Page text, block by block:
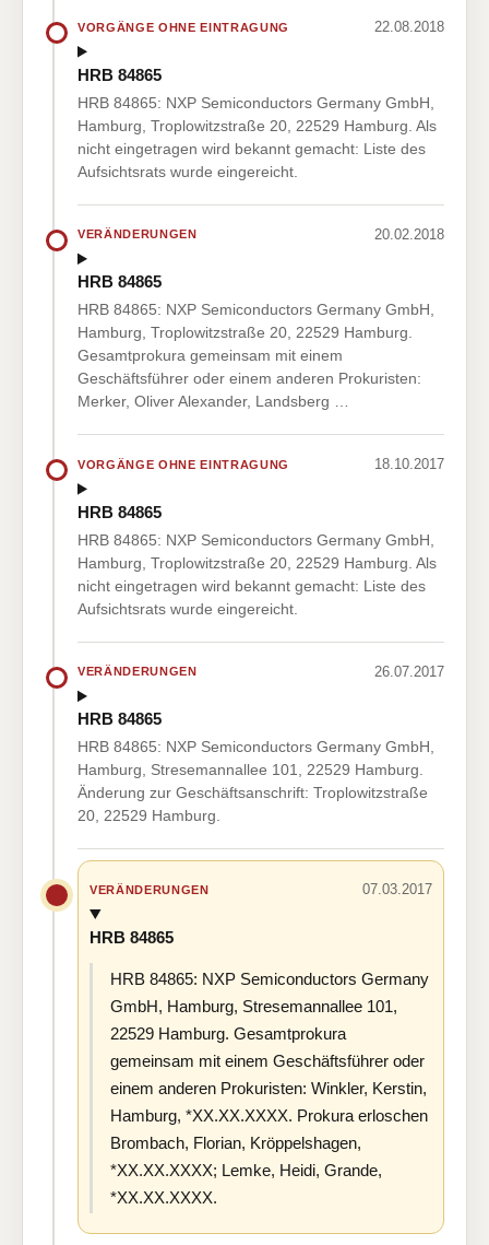
VORGÄNGE OHNE EINTRAGUNG 22.08.2018
HRB 84865
HRB 84865: NXP Semiconductors Germany GmbH,
Hamburg, Troplowitzstraße 20, 22529 Hamburg. Als
nicht eingetragen wird bekannt gemacht: Liste des
Aufsichtsrats wurde eingereicht.
VERÄNDERUNGEN 20.02.2018
HRB 84865
HRB 84865: NXP Semiconductors Germany GmbH,
Hamburg, Troplowitzstraße 20, 22529 Hamburg.
Gesamtprokura gemeinsam mit einem
Geschäftsführer oder einem anderen Prokuristen:
Merker, Oliver Alexander, Landsberg …
VORGÄNGE OHNE EINTRAGUNG 18.10.2017
HRB 84865
HRB 84865: NXP Semiconductors Germany GmbH,
Hamburg, Troplowitzstraße 20, 22529 Hamburg. Als
nicht eingetragen wird bekannt gemacht: Liste des
Aufsichtsrats wurde eingereicht.
VERÄNDERUNGEN 26.07.2017
HRB 84865
HRB 84865: NXP Semiconductors Germany GmbH,
Hamburg, Stresemannallee 101, 22529 Hamburg.
Änderung zur Geschäftsanschrift: Troplowitzstraße
20, 22529 Hamburg.
VERÄNDERUNGEN 07.03.2017
HRB 84865
HRB 84865: NXP Semiconductors Germany
GmbH, Hamburg, Stresemannallee 101,
22529 Hamburg. Gesamtprokura
gemeinsam mit einem Geschäftsführer oder
einem anderen Prokuristen: Winkler, Kerstin,
Hamburg, *XX.XX.XXXX. Prokura erloschen
Brombach, Florian, Kröppelshagen,
*XX.XX.XXXX; Lemke, Heidi, Grande,
*XX.XX.XXXX.